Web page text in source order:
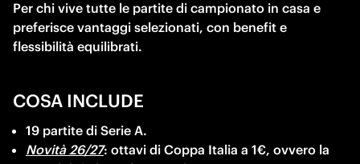
Per chi vive tutte le partite di campionato in casa e
preferisce vantaggi selezionati, con benefit e
flessibilità equilibrati.
COSA INCLUDE
19 partite di Serie A.
Novità 26/27: ottavi di Coppa Italia a 1€, ovvero la